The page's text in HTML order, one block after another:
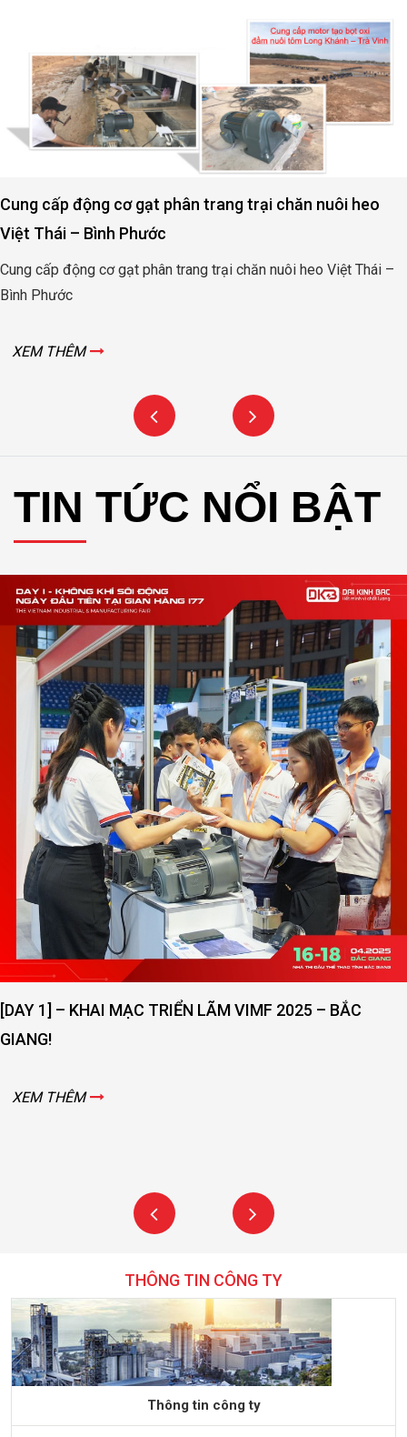
Cung cấp động cơ gạt phân trang trại chăn nuôi heo
Việt Thái – Bình Phước
Cung cấp động cơ gạt phân trang trại chăn nuôi heo Việt Thái –
Bình Phước
XEM THÊM
TIN TỨC NỔI BẬT
[DAY 1] – KHAI MẠC TRIỂN LÃM VIMF 2025 – BẮC
GIANG!
XEM THÊM
THÔNG TIN CÔNG TY
Thông tin công ty